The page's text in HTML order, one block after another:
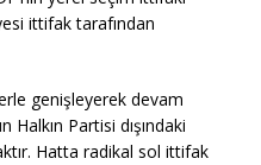
ittifak tarafından
genişleyerek devam
Halkın Partisi dışındaki
Hatta radikal sol ittifak